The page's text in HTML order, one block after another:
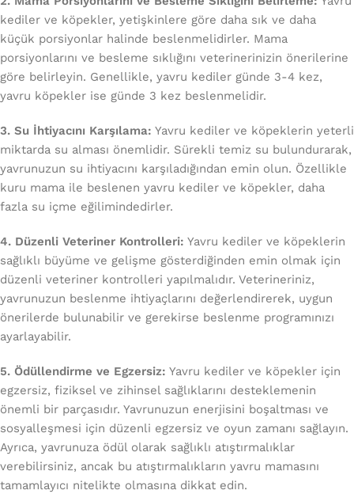
kediler ve köpekler, yetişkinlere göre daha sık ve daha
küçük porsiyonlar halinde beslenmelidirler. Mama
porsiyonlarını ve besleme sıklığını veterinerinizin önerilerine
göre belirleyin. Genellikle, yavru kediler günde 3-4 kez,
yavru köpekler ise günde 3 kez beslenmelidir.
3. Su İhtiyacını Karşılama: Yavru kediler ve köpeklerin yeterli
miktarda su alması önemlidir. Sürekli temiz su bulundurarak,
yavrunuzun su ihtiyacını karşıladığından emin olun. Özellikle
kuru mama ile beslenen yavru kediler ve köpekler, daha
fazla su içme eğilimindedirler.
4. Düzenli Veteriner Kontrolleri: Yavru kediler ve köpeklerin
sağlıklı büyüme ve gelişme gösterdiğinden emin olmak için
düzenli veteriner kontrolleri yapılmalıdır. Veterineriniz,
yavrunuzun beslenme ihtiyaçlarını değerlendirerek, uygun
önerilerde bulunabilir ve gerekirse beslenme programınızı
ayarlayabilir.
5. Ödüllendirme ve Egzersiz: Yavru kediler ve köpekler için
egzersiz, fiziksel ve zihinsel sağlıklarını desteklemenin
önemli bir parçasıdır. Yavrunuzun enerjisini boşaltması ve
sosyalleşmesi için düzenli egzersiz ve oyun zamanı sağlayın.
Ayrıca, yavrunuza ödül olarak sağlıklı atıştırmalıklar
verebilirsiniz, ancak bu atıştırmalıkların yavru mamasını
tamamlayıcı nitelikte olmasına dikkat edin.